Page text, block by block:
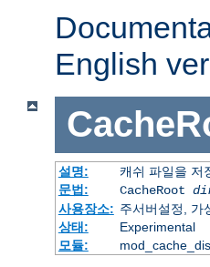
English
설명:
캐쉬 파일을 저
문법:
CacheRoot
사용장소: 주서버설정, 가
상태:
Experimental
모듈: